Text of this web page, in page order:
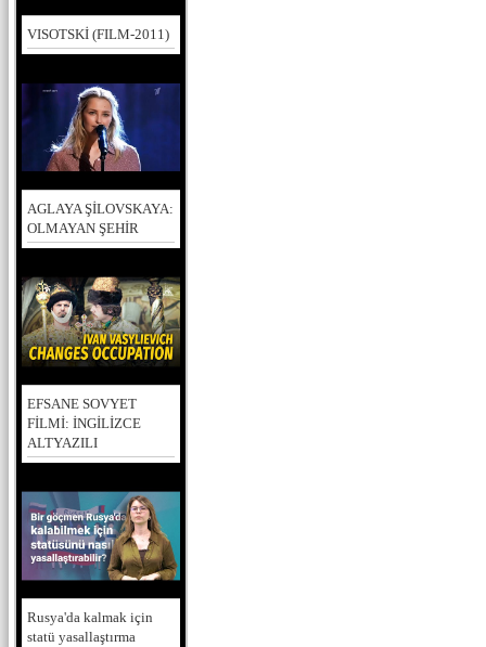
VISOTSKİ (FILM-2011)
AGLAYA ŞİLOVSKAYA:
OLMAYAN ŞEHİR
EFSANE SOVYET
FİLMİ: İNGİLİZCE
ALTYAZILI
Rusya'da kalmak için
statü yasallaştırma